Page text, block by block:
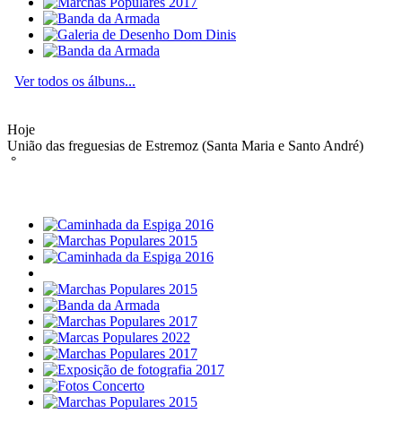
Ver todos os álbuns...
Hoje
União das freguesias de Estremoz (Santa Maria e Santo André)
°